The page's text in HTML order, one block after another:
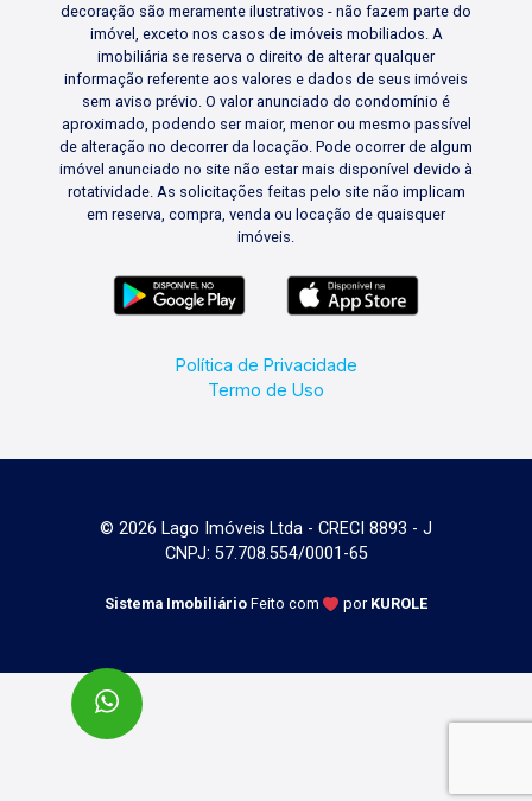
decoração são meramente ilustrativos - não fazem parte do
imóvel, exceto nos casos de imóveis mobiliados. A
imobiliária se reserva o direito de alterar qualquer
informação referente aos valores e dados de seus imóveis
sem aviso prévio. O valor anunciado do condomínio é
aproximado, podendo ser maior, menor ou mesmo passível
de alteração no decorrer da locação. Pode ocorrer de algum
imóvel anunciado no site não estar mais disponível devido à
rotatividade. As solicitações feitas pelo site não implicam
em reserva, compra, venda ou locação de quaisquer
imóveis.
Política de Privacidade
Termo de Uso
© 2026 Lago Imóveis Ltda - CRECI 8893 - J
CNPJ: 57.708.554/0001-65
Sistema Imobiliário Feito com por KUROLE